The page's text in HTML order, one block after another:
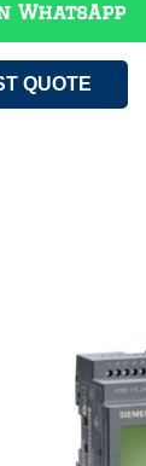
WhatsApp
QUOTE